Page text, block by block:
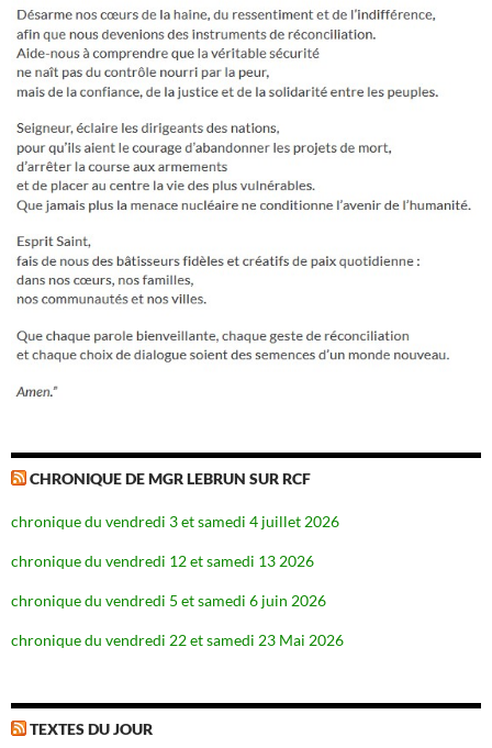
CHRONIQUE DE MGR LEBRUN SUR RCF
chronique du vendredi 3 et samedi 4 juillet 2026
chronique du vendredi 12 et samedi 13 2026
chronique du vendredi 5 et samedi 6 juin 2026
chronique du vendredi 22 et samedi 23 Mai 2026
TEXTES DU JOUR